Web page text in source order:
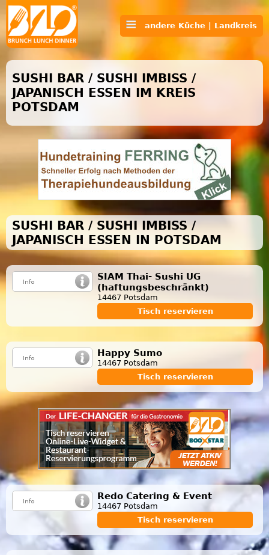
andere Küche | Landkreis
SUSHI BAR / SUSHI IMBISS /
JAPANISCH ESSEN IM KREIS
POTSDAM
SUSHI BAR / SUSHI IMBISS /
JAPANISCH ESSEN IN POTSDAM
SIAM Thai- Sushi UG
(haftungsbeschränkt)
14467 Potsdam
Tisch reservieren
Happy Sumo
14467 Potsdam
Tisch reservieren
Redo Catering & Event
14467 Potsdam
Tisch reservieren